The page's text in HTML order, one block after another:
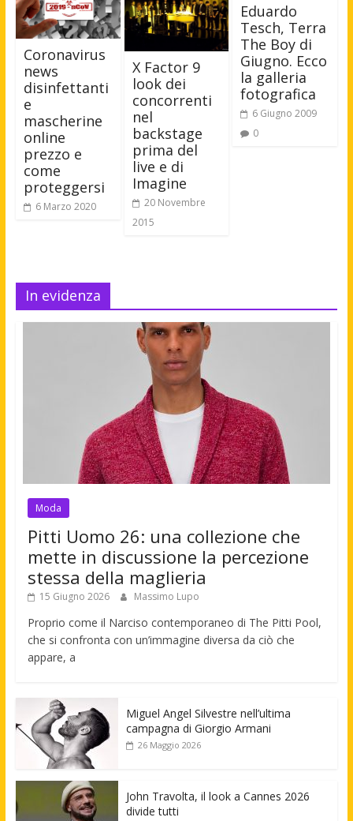
Coronavirus
news
disinfettanti
e
mascherine
online
prezzo e
come
proteggersi
6 Marzo 2020
X Factor 9
look dei
concorrenti
nel
backstage
prima del
live e di
Imagine
20 Novembre
2015
Eduardo
Tesch, Terra
The Boy di
Giugno. Ecco
la galleria
fotografica
6 Giugno 2009
0
In evidenza
Moda
Pitti Uomo 26: una collezione che
mette in discussione la percezione
stessa della maglieria
15 Giugno 2026 Massimo Lupo
Proprio come il Narciso contemporaneo di The Pitti Pool,
che si confronta con un’immagine diversa da ciò che
appare, a
Miguel Angel Silvestre nell’ultima
campagna di Giorgio Armani
26 Maggio 2026
John Travolta, il look a Cannes 2026
divide tutti